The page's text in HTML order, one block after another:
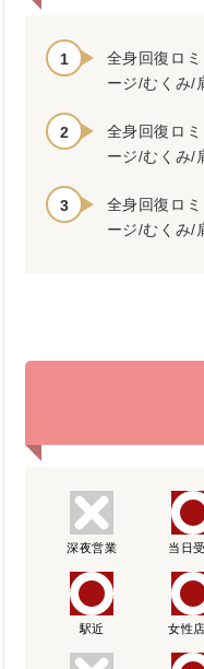
全身回復ロ
ージ/むくみ/
全身回復ロ
ージ/むくみ/
全身回復ロ
ージ/むくみ/
深夜営業 当日
駅近 女性